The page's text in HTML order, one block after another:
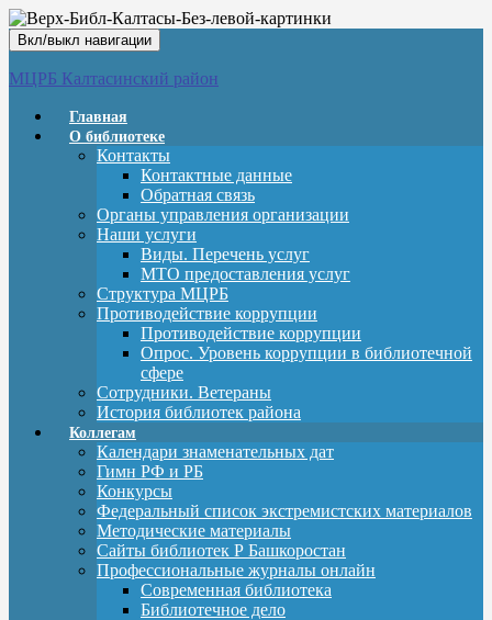
Вкл/выкл навигации
МЦРБ Калтасинский район
Главная
О библиотеке
Контакты
Контактные данные
Обратная связь
Органы управления организации
Наши услуги
Виды. Перечень услуг
МТО предоставления услуг
Структура МЦРБ
Противодействие коррупции
Противодействие коррупции
Опрос. Уровень коррупции в библиотечной
сфере
Сотрудники. Ветераны
История библиотек района
Коллегам
Календари знаменательных дат
Гимн РФ и РБ
Конкурсы
Федеральный список экстремистских материалов
Методические материалы
Сайты библиотек Р Башкоростан
Профессиональные журналы онлайн
Современная библиотека
Библиотечное дело